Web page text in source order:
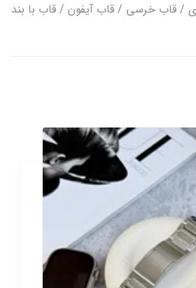
/ قاب خرسی / قاب آیفون / قاب با بند